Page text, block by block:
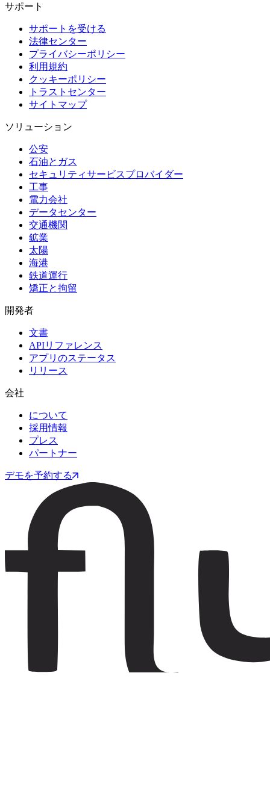
サポート
サポートを受ける
法律センター
プライバシーポリシー
利用規約
クッキーポリシー
トラストセンター
サイトマップ
ソリューション
公安
石油とガス
セキュリティサービスプロバイダー
工事
電力会社
データセンター
交通機関
鉱業
太陽
海港
鉄道運行
矯正と拘留
開発者
文書
APIリファレンス
アプリのステータス
リリース
会社
について
採用情報
プレス
パートナー
デモを予約する